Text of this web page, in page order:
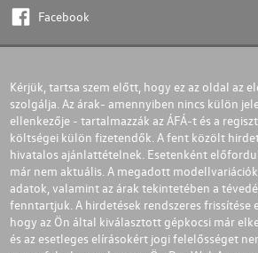
Facebook
Kérjük, tartsa szem előtt, hogy ez az oldal az
szolgálja. Az árak- amennyiben nincs külön
ellenkezője - tartalmazzák az ÁFÁ-t és a
költségei külön fizetendők. A fent közölt
hivatalos ajánlattételnek. Esetenként
már nem aktuális. A megadott
adatok, valamint az árak tekintetében a
fenntartjuk. A hirdetések rendszeres frissítése
hogy az Ön által kiválasztott gépkocsi már
és az esetleges elírásokért jogi felelősséget